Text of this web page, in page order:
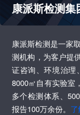
康派斯检测集
康派斯检测是一家
测机构，为客户提
证咨询、环境治理
8000㎡自有实验室
多个检测体系、
报告100万余份。